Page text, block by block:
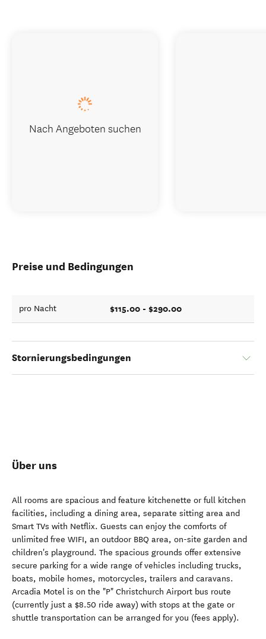
Preise und Bedingungen
pro Nacht $115.00 - $290.00
Stornierungsbedingungen
Über uns
All rooms are spacious and feature kitchenette or full kitchen
facilities, including a dining area, separate sitting area and
Smart TVs with Netflix. Guests can enjoy the comforts of
unlimited free WIFI, an outdoor BBQ area, on-site garden and
children's playground. The spacious grounds offer extensive
secure parking for a wide range of vehicles including trucks,
boats, mobile homes, motorcycles, trailers and caravans.
Arcadia Motel is on the "P" Christchurch Airport bus route
(currently just a $8.50 ride away) with stops at the gate or
shuttle transportation can be arranged for you (fees apply).
Nach Angeboten suchen